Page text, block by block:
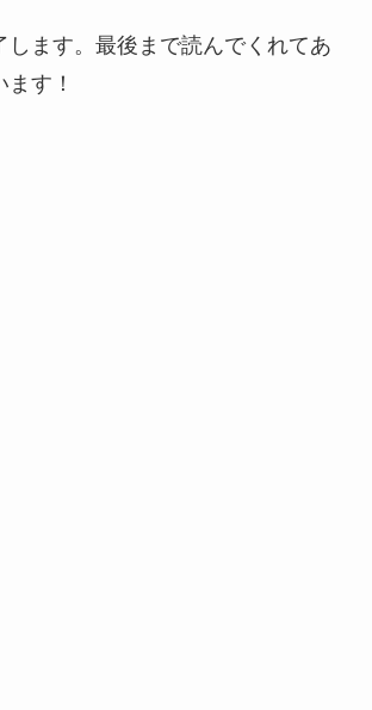
します。最後まで読んでくれてあ
す！